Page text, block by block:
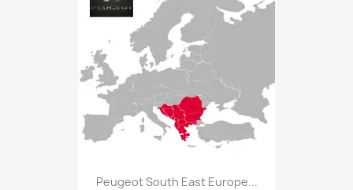
Peugeot South East Europe...